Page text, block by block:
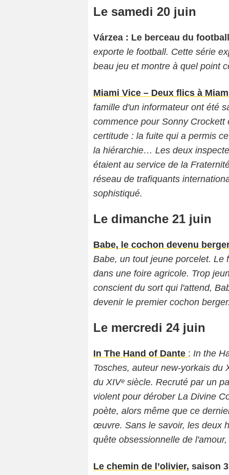
Le samedi 20 juin
Várzea : Le berceau du
exporte le football. Cette série
beau jeu et montre à quel point
Miami Vice – Deux flics à
famille d'un informateur ont été
commence pour Sonny
certitude : la fuite qui a permis
la hiérarchie… Les deux
étaient au service de la
réseau de trafiquants
sophistiqué.
Le dimanche 21 juin
Babe, le cochon devenu
Babe, un tout jeune porcelet. Le
dans une foire agricole. Trop
conscient du sort qui l'attend,
devenir le premier cochon berger.
Le mercredi 24 juin
In The Hand of Dante : In the
Tosches, auteur new-yorkais du
du XIVᵉ siècle. Recruté par un
violent pour dérober La Divine
poète, alors même que ce
œuvre. Sans le savoir, les deux
quête obsessionnelle de
Le chemin de l’olivier, saison 3